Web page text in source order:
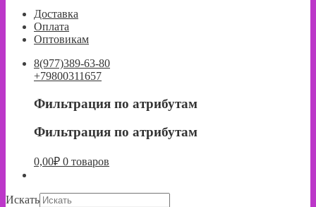
навигации
содержимому
Доставка
Оплата
Оптовикам
8(977)389-63-80
+79800311657
Фильтрация по атрибутам
Фильтрация по атрибутам
0,00₽ 0 товаров
Искать